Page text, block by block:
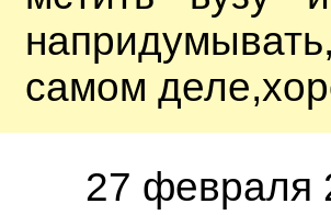
самом
27 февраля